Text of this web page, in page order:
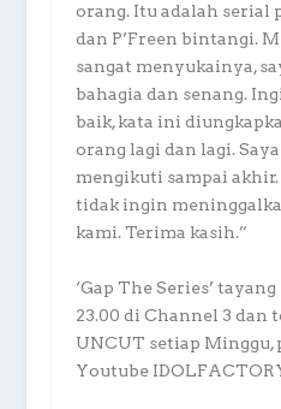
orang. Itu adalah serial
dan P’Freen bintangi.
sangat menyukainya,
bahagia dan senang.
baik, kata ini
orang lagi dan lagi.
mengikuti sampai akhir.
tidak ingin
kami. Terima kasih.”
‘Gap The Series’
23.00 di Channel 3 dan
UNCUT setiap Minggu,
Youtube